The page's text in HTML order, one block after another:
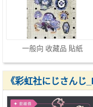
一般向 收藏品 貼紙
《彩虹社にじさんじ